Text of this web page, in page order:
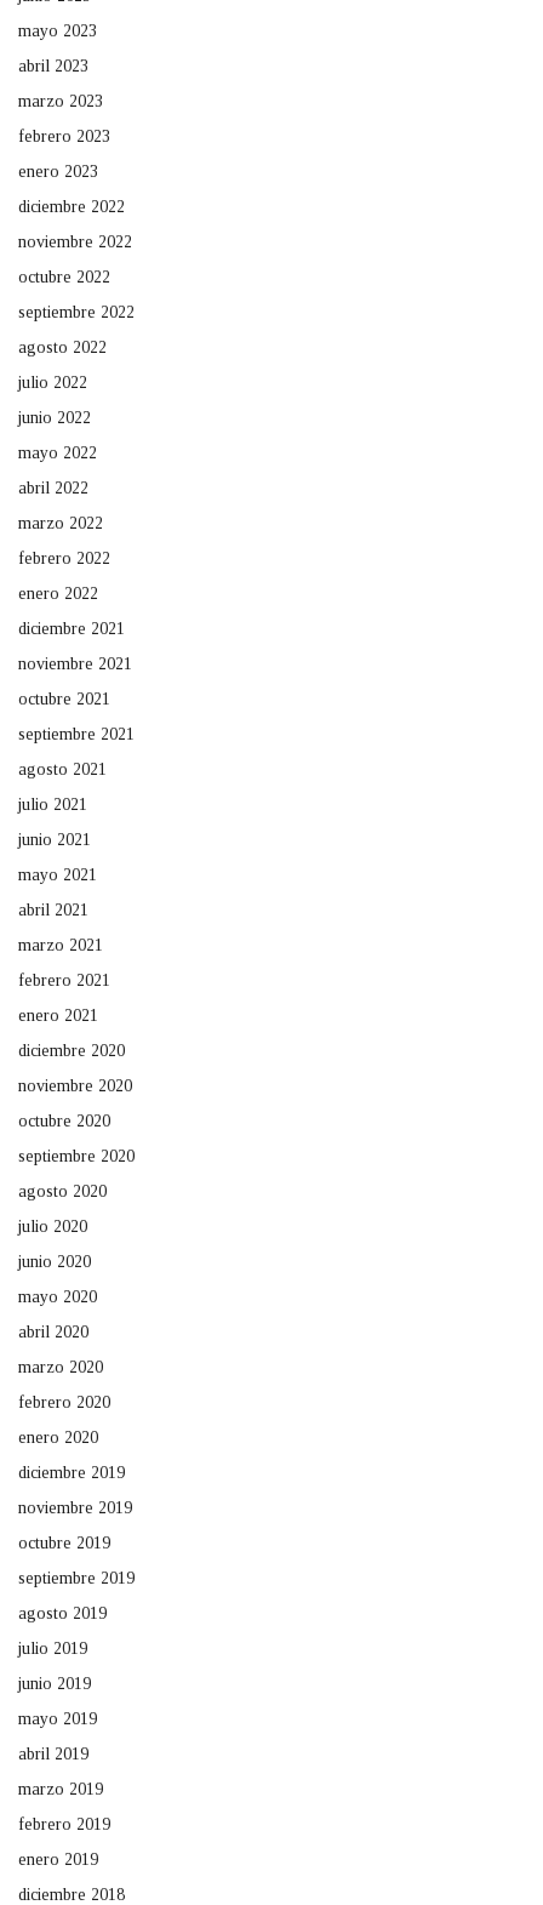
mayo 2023
abril 2023
marzo 2023
febrero 2023
enero 2023
diciembre 2022
noviembre 2022
octubre 2022
septiembre 2022
agosto 2022
julio 2022
junio 2022
mayo 2022
abril 2022
marzo 2022
febrero 2022
enero 2022
diciembre 2021
noviembre 2021
octubre 2021
septiembre 2021
agosto 2021
julio 2021
junio 2021
mayo 2021
abril 2021
marzo 2021
febrero 2021
enero 2021
diciembre 2020
noviembre 2020
octubre 2020
septiembre 2020
agosto 2020
julio 2020
junio 2020
mayo 2020
abril 2020
marzo 2020
febrero 2020
enero 2020
diciembre 2019
noviembre 2019
octubre 2019
septiembre 2019
agosto 2019
julio 2019
junio 2019
mayo 2019
abril 2019
marzo 2019
febrero 2019
enero 2019
diciembre 2018